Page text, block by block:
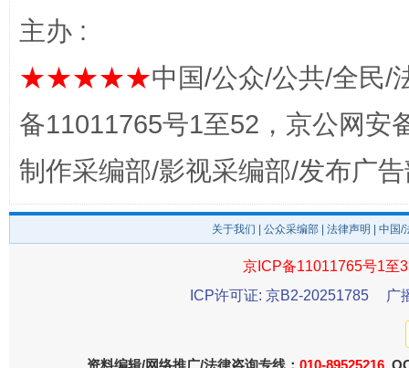
主办 :
★★★★★中国/公众/公共/全民/
备11011765号1至52，京公网安
制作采编部/影视采编部/发布广
关于我们 公众采编部 法律声明 | 中国
京ICP备11011765号1至
ICP许可证: 京B2-20251785
广
资料编辑/网络推广/法律咨询专线： 010-89525216